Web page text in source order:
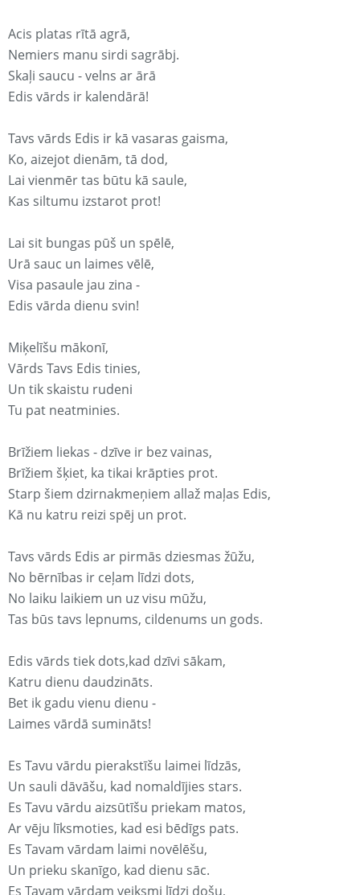
Acis platas rītā agrā,
Nemiers manu sirdi sagrābj.
Skaļi saucu - velns ar ārā
Edis vārds ir kalendārā!
Tavs vārds Edis ir kā vasaras gaisma,
Ko, aizejot dienām, tā dod,
Lai vienmēr tas būtu kā saule,
Kas siltumu izstarot prot!
Lai sit bungas pūš un spēlē,
Urā sauc un laimes vēlē,
Visa pasaule jau zina -
Edis vārda dienu svin!
Miķelīšu mākonī,
Vārds Tavs Edis tinies,
Un tik skaistu rudeni
Tu pat neatminies.
Brīžiem liekas - dzīve ir bez vainas,
Brīžiem šķiet, ka tikai krāpties prot.
Starp šiem dzirnakmeņiem allaž maļas Edis,
Kā nu katru reizi spēj un prot.
Tavs vārds Edis ar pirmās dziesmas žūžu,
No bērnības ir ceļam līdzi dots,
No laiku laikiem un uz visu mūžu,
Tas būs tavs lepnums, cildenums un gods.
Edis vārds tiek dots,kad dzīvi sākam,
Katru dienu daudzināts.
Bet ik gadu vienu dienu -
Laimes vārdā sumināts!
Es Tavu vārdu pierakstīšu laimei līdzās,
Un sauli dāvāšu, kad nomaldījies stars.
Es Tavu vārdu aizsūtīšu priekam matos,
Ar vēju līksmoties, kad esi bēdīgs pats.
Es Tavam vārdam laimi novēlēšu,
Un prieku skanīgo, kad dienu sāc.
Es Tavam vārdam veiksmi līdzi došu,